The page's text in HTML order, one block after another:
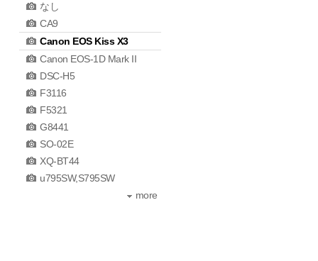
なし
CA9
Canon EOS Kiss X3
Canon EOS-1D Mark II
DSC-H5
F3116
F5321
G8441
SO-02E
XQ-BT44
u795SW,S795SW
more